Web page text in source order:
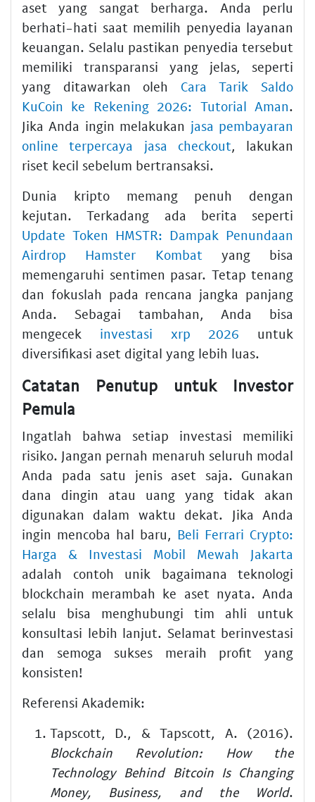
aset yang sangat berharga. Anda perlu
berhati-hati saat memilih penyedia layanan
keuangan. Selalu pastikan penyedia tersebut
memiliki transparansi yang jelas, seperti
yang ditawarkan oleh Cara Tarik Saldo
KuCoin ke Rekening 2026: Tutorial Aman.
Jika Anda ingin melakukan jasa pembayaran
online terpercaya jasa checkout, lakukan
riset kecil sebelum bertransaksi.
Dunia kripto memang penuh dengan
kejutan. Terkadang ada berita seperti
Update Token HMSTR: Dampak Penundaan
Airdrop Hamster Kombat yang bisa
memengaruhi sentimen pasar. Tetap tenang
dan fokuslah pada rencana jangka panjang
Anda. Sebagai tambahan, Anda bisa
mengecek investasi xrp 2026 untuk
diversifikasi aset digital yang lebih luas.
Catatan Penutup untuk Investor
Pemula
Ingatlah bahwa setiap investasi memiliki
risiko. Jangan pernah menaruh seluruh modal
Anda pada satu jenis aset saja. Gunakan
dana dingin atau uang yang tidak akan
digunakan dalam waktu dekat. Jika Anda
ingin mencoba hal baru, Beli Ferrari Crypto:
Harga & Investasi Mobil Mewah Jakarta
adalah contoh unik bagaimana teknologi
blockchain merambah ke aset nyata. Anda
selalu bisa menghubungi tim ahli untuk
konsultasi lebih lanjut. Selamat berinvestasi
dan semoga sukses meraih profit yang
konsisten!
Referensi Akademik:
Tapscott, D., & Tapscott, A. (2016).
Blockchain Revolution: How the
Technology Behind Bitcoin Is Changing
Money, Business, and the World.